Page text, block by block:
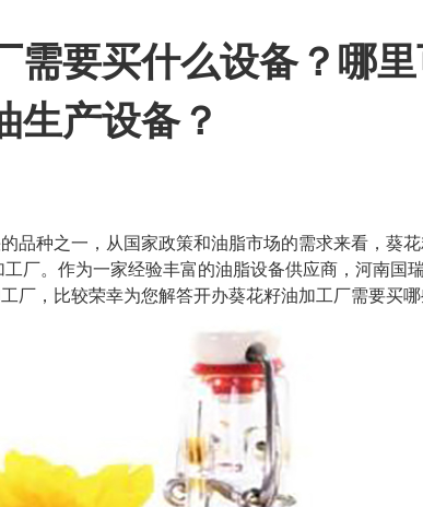
需要买什么设备？哪
生产设备？
品种之一，从国家政策和油脂市场的需求来看，葵
厂。作为一家经验丰富的油脂设备供应商，河南国
厂，比较荣幸为您解答开办葵花籽油加工厂需要买哪